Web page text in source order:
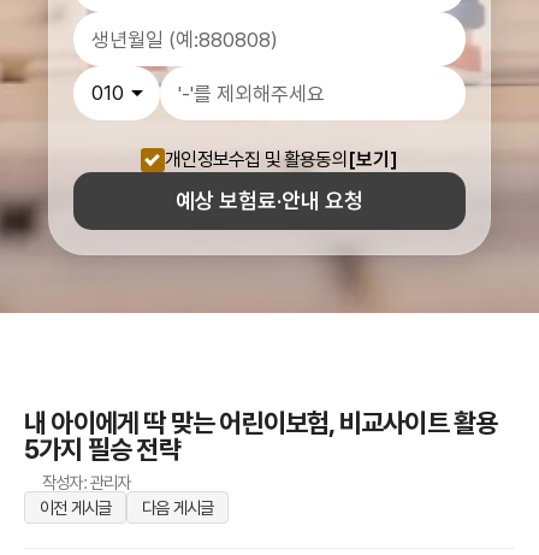
개인정보수집 및 활용동의 [보기]
예상 보험료·안내 요청
내 아이에게 딱 맞는 어린이보험, 비교사이트 활용
5가지 필승 전략
작성자: 관리자
이전 게시글
다음 게시글